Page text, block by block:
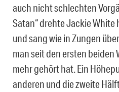
auch nicht schlechten
Satan“ drehte Jackie White
und sang wie in Zungen
man seit den ersten
mehr gehört hat. Ein
anderen und die zweite